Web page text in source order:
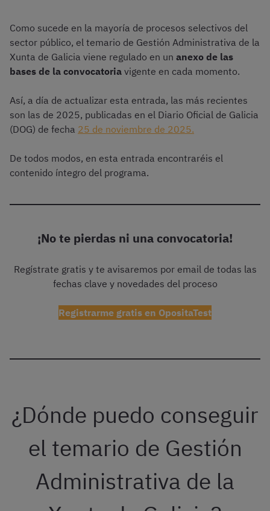
Como sucede en la mayoría de procesos selectivos del
sector público, el temario de Gestión Administrativa de la
Xunta de Galicia viene regulado en un anexo de las
bases de la convocatoria vigente en cada momento.
Así, a día de actualizar esta entrada, las más recientes
son las de 2025, publicadas en el Diario Oficial de Galicia
(DOG) de fecha 25 de noviembre de 2025.
De todos modos, en esta entrada encontraréis el
contenido íntegro del programa.
¡No te pierdas ni una convocatoria!
Regístrate gratis y te avisaremos por email de todas las
fechas clave y novedades del proceso
Registrarme gratis en OpositaTest
¿Dónde puedo conseguir
el temario de Gestión
Administrativa de la